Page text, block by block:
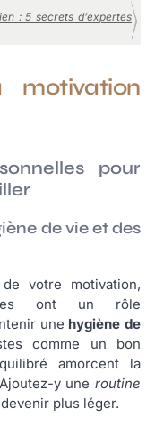
: 5 secrets d’expertes
pour
de vie et des
votre motivation,
ont un rôle
une hygiène de
comme un bon
amorcent la
y une routine
plus léger.